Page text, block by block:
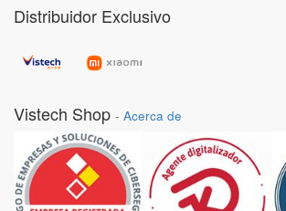
Distribuidor Exclusivo
Vistech Shop - Acerca de